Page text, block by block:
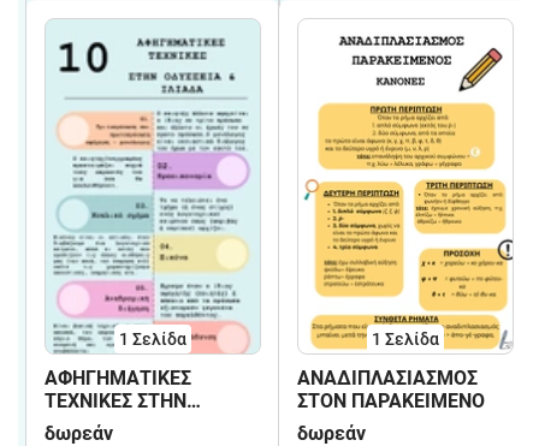
1 Σελίδα
ΑΦΗΓΗΜΑΤΙΚΕΣ
ΤΕΧΝΙΚΕΣ ΣΤΗΝ
ΟΔΥΣΣΕΙΑ ΚΑΙ ΙΛΙΑΔΑ
δωρεάν
1 Σελίδα
ΑΝΑΔΙΠΛΑΣΙΑΣΜΟΣ
ΣΤΟΝ ΠΑΡΑΚΕΙΜΕΝΟ
δωρεάν